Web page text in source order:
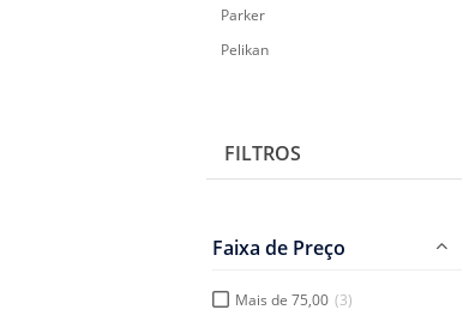
Parker
Pelikan
Sheaffer
FILTROS
Faixa de Preço
Mais de 75,00 (3)